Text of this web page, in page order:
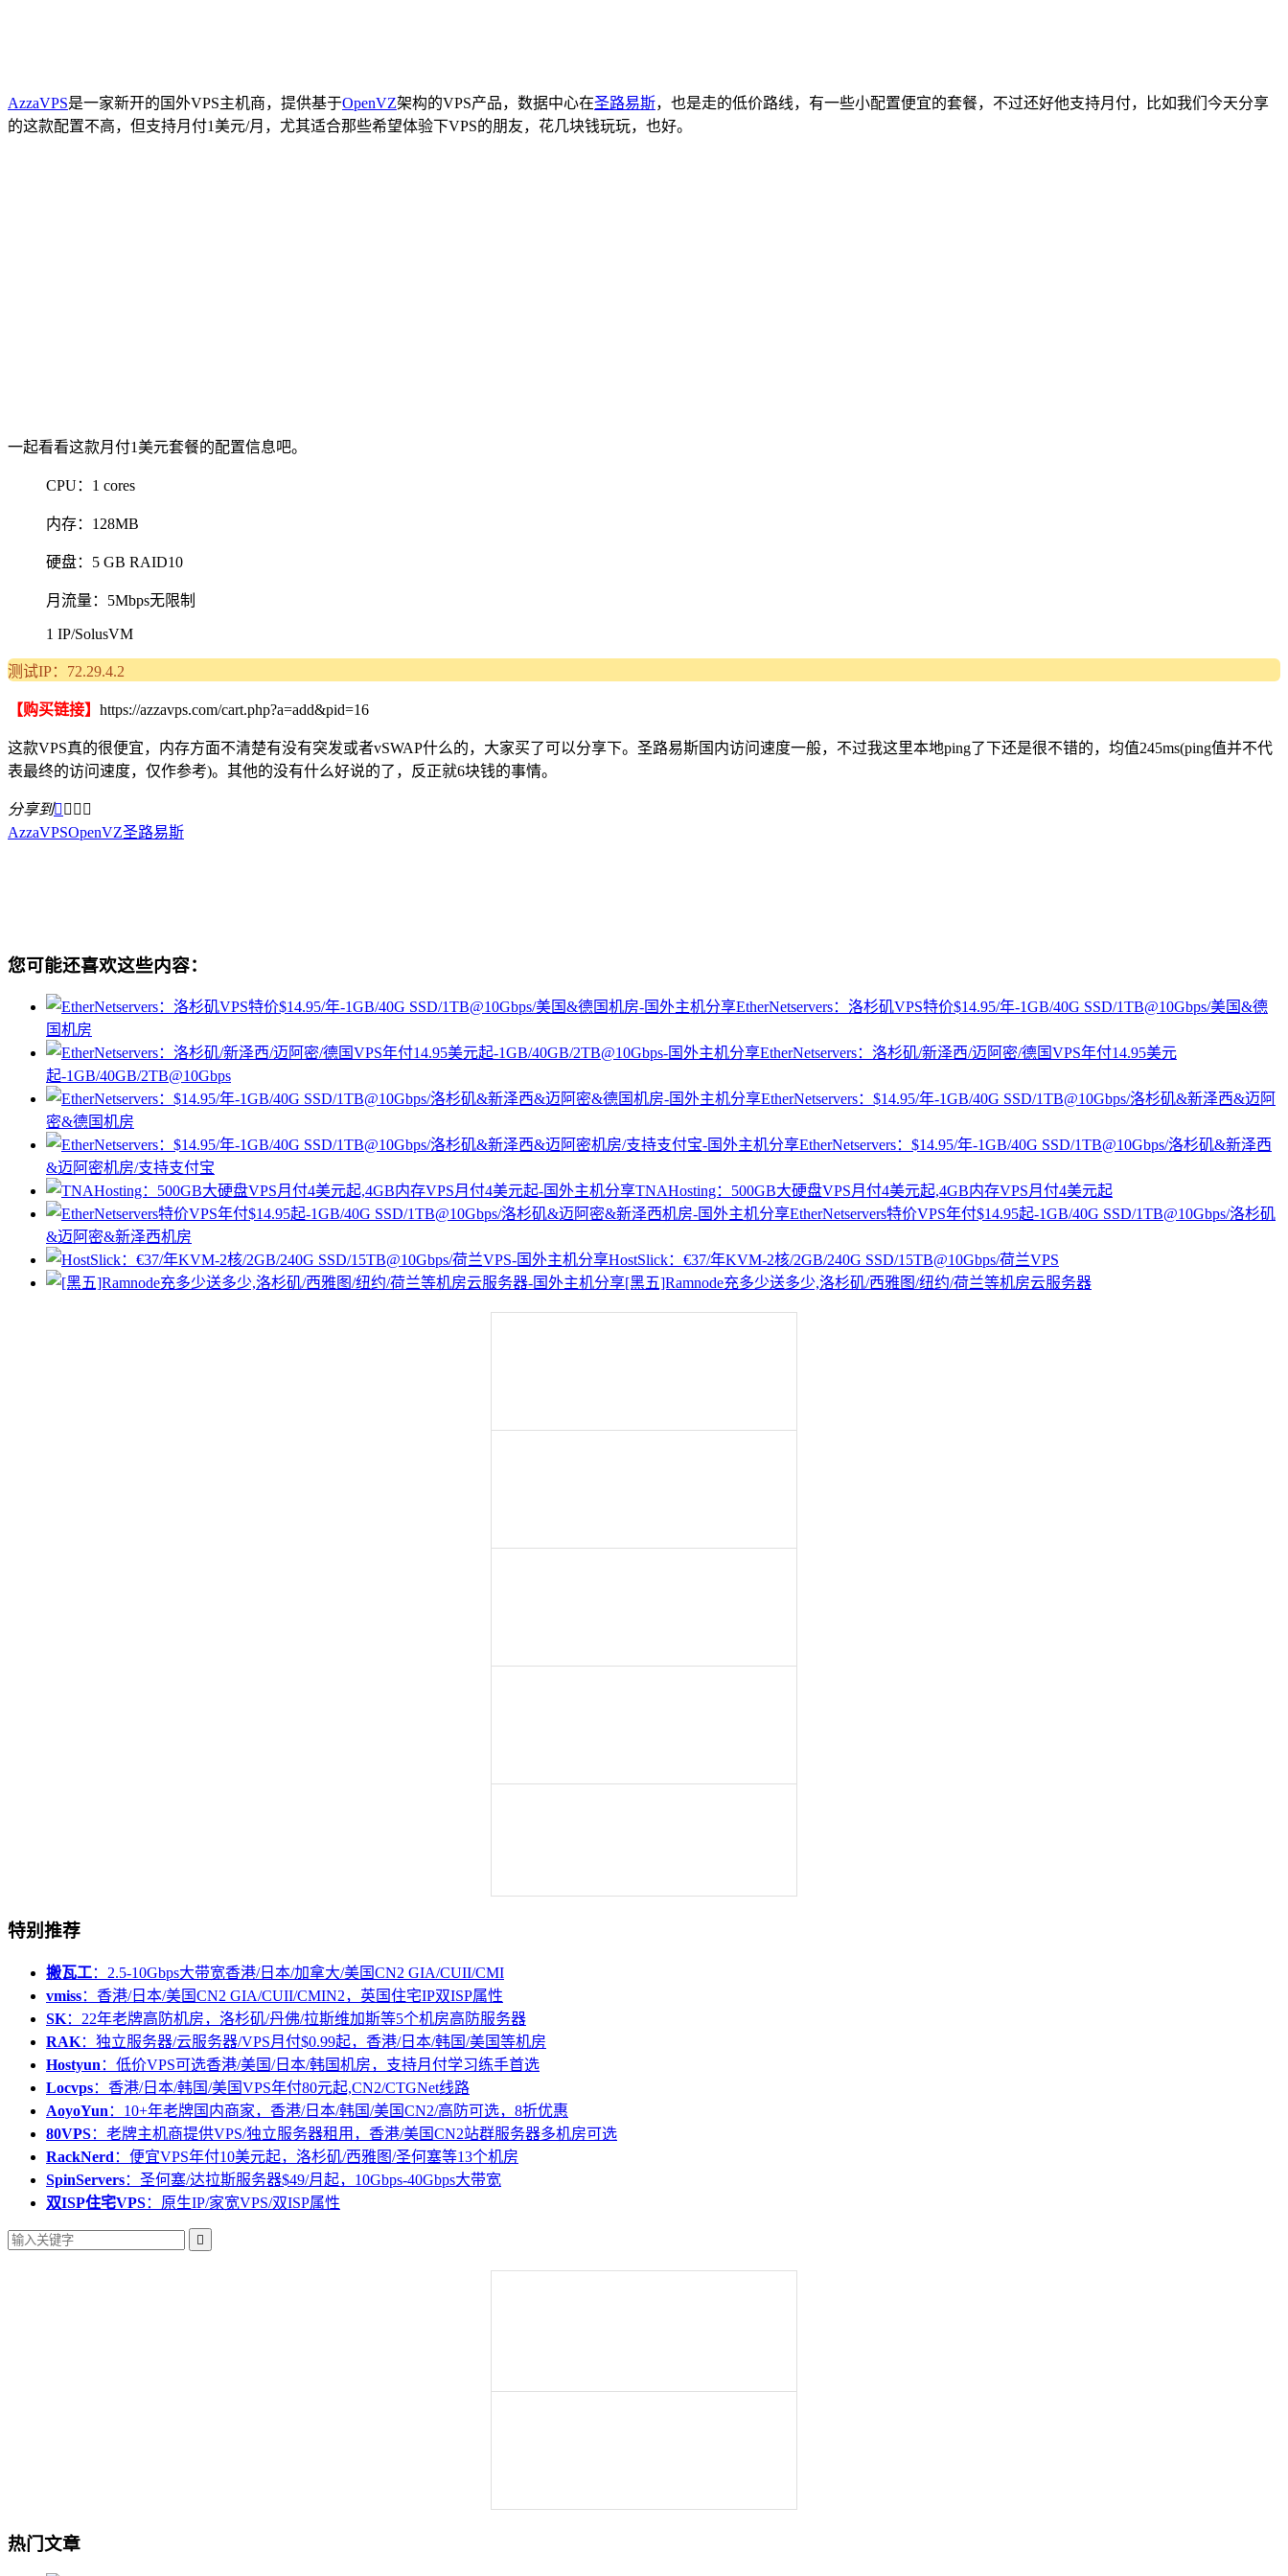
AzzaVPS是一家新开的国外VPS主机商，提供基于OpenVZ架构的VPS产品，数据中心在圣路易斯，也是走的低价路线，有一些小配置便宜的套餐，不过还好他支持月付，比如我们今天分享
的这款配置不高，但支持月付1美元/月，尤其适合那些希望体验下VPS的朋友，花几块钱玩玩，也好。
一起看看这款月付1美元套餐的配置信息吧。
CPU：1 cores
内存：128MB
硬盘：5 GB RAID10
月流量：5Mbps无限制
1 IP/SolusVM
测试IP：72.29.4.2
【购买链接】 https://azzavps.com/cart.php?a=add&pid=16
这款VPS真的很便宜，内存方面不清楚有没有突发或者vSWAP什么的，大家买了可以分享下。圣路易斯国内访问速度一般，不过我这里本地ping了下还是很不错的，均值245ms(ping值并不代
表最终的访问速度，仅作参考)。其他的没有什么好说的了，反正就6块钱的事情。
分享到   
AzzaVPSOpenVZ圣路易斯
您可能还喜欢这些内容：
EtherNetservers：洛杉矶VPS特价$14.95/年-1GB/40G SSD/1TB@10Gbps/美国&德
国机房
EtherNetservers：洛杉矶/新泽西/迈阿密/德国VPS年付14.95美元
起-1GB/40GB/2TB@10Gbps
EtherNetservers：$14.95/年-1GB/40G SSD/1TB@10Gbps/洛杉矶&新泽西&迈阿
密&德国机房
EtherNetservers：$14.95/年-1GB/40G SSD/1TB@10Gbps/洛杉矶&新泽西
&迈阿密机房/支持支付宝
TNAHosting：500GB大硬盘VPS月付4美元起,4GB内存VPS月付4美元起
EtherNetservers特价VPS年付$14.95起-1GB/40G SSD/1TB@10Gbps/洛杉矶
&迈阿密&新泽西机房
HostSlick：€37/年KVM-2核/2GB/240G SSD/15TB@10Gbps/荷兰VPS
[黑五]Ramnode充多少送多少,洛杉矶/西雅图/纽约/荷兰等机房云服务器
特别推荐
搬瓦工：2.5-10Gbps大带宽香港/日本/加拿大/美国CN2 GIA/CUII/CMI
vmiss：香港/日本/美国CN2 GIA/CUII/CMIN2，英国住宅IP双ISP属性
SK：22年老牌高防机房，洛杉矶/丹佛/拉斯维加斯等5个机房高防服务器
RAK：独立服务器/云服务器/VPS月付$0.99起，香港/日本/韩国/美国等机房
Hostyun ：低价VPS可选香港/美国/日本/韩国机房，支持月付学习练手首选
Locvps：香港/日本/韩国/美国VPS年付80元起,CN2/CTGNet线路
AoyoYun ：10+年老牌国内商家，香港/日本/韩国/美国CN2/高防可选，8折优惠
80VPS：老牌主机商提供VPS/独立服务器租用，香港/美国CN2站群服务器多机房可选
RackNerd ：便宜VPS年付10美元起，洛杉矶/西雅图/圣何塞等13个机房
SpinServers：圣何塞/达拉斯服务器$49/月起，10Gbps-40Gbps大带宽
双ISP住宅VPS：原生IP/家宽VPS/双ISP属性

热门文章